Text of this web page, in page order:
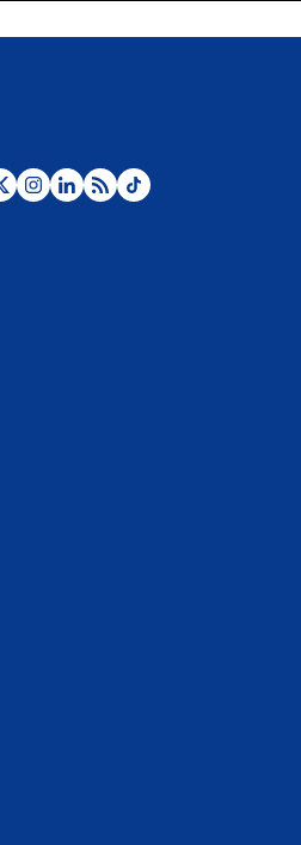
de Abelardo De La Espriella